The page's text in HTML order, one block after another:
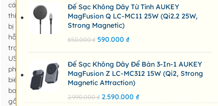
các
thiết
bị
hỗ
trợ
USB
phổ
biến
bao
gồm
Đế Sạc Không Dây Từ Tính AUKEY
MagFusion Q LC-MC11 25W (Qi2.2 25W,
Strong Magnetic)
650.000₫ 590.000 ₫
Đế Sạc Không Dây Để Bàn 3-In-1 AUKEY
MagFusion Z LC-MC312 15W (Qi2, Strong
Magnetic Attraction)
2.990.000₫ 2.590.000 ₫